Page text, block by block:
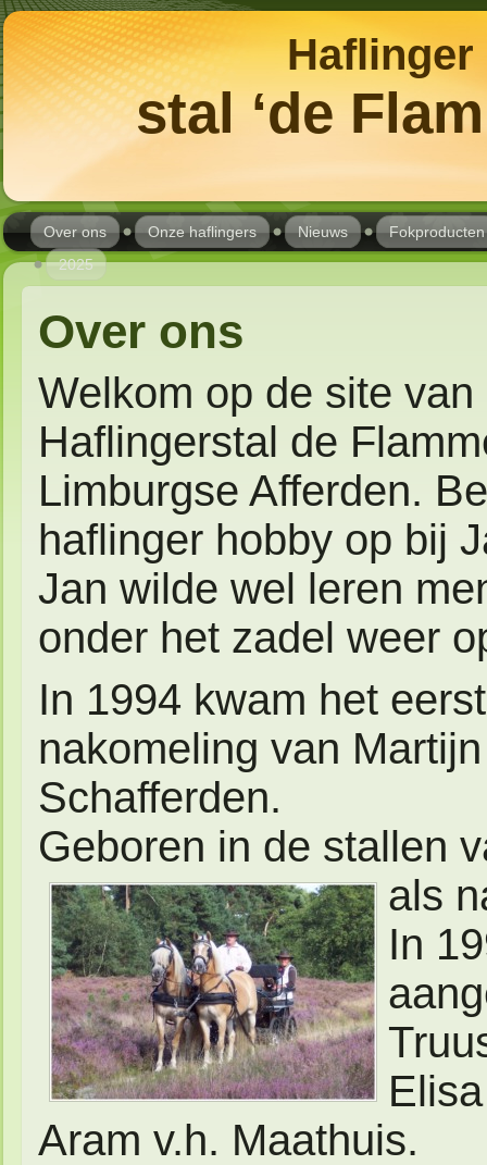
Haflinger
stal ‘de
Over ons Onze haflingers Nieuws
Fokproducten
2025
Over ons
Welkom op de site van
Haflingerstal de
Limburgse Afferden.
haflinger hobby op bij
Jan wilde wel leren
onder het zadel weer
In 1994 kwam het
nakomeling van
Schafferden.
Geboren in de stallen
als
In
Aram v.h. Maathuis.